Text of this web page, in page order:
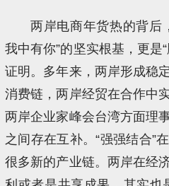
两岸电商年货热的背后
我中有你”的坚实根基，更是
证明。多年来，两岸形成稳
消费链，两岸经贸在合作中
两岸企业家峰会台湾方面理
之间存在互补。“强强结合”
很多新的产业链。两岸在经